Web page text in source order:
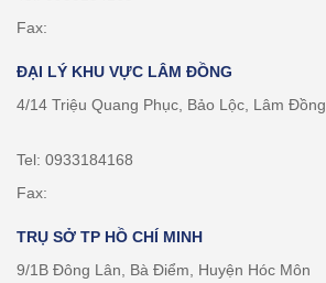
Fax:
ĐẠI LÝ KHU VỰC LÂM ĐỒNG
4/14 Triệu Quang Phục, Bảo Lộc, Lâm Đồng
Tel: 0933184168
Fax:
TRỤ SỞ TP HỒ CHÍ MINH
9/1B Đông Lân, Bà Điểm, Huyện Hóc Môn